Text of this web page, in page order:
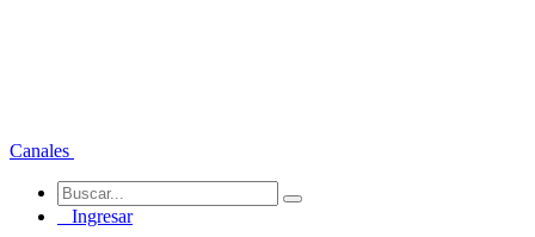
Canales
Ingresar